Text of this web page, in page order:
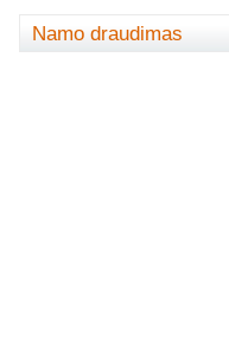
Namo draudimas